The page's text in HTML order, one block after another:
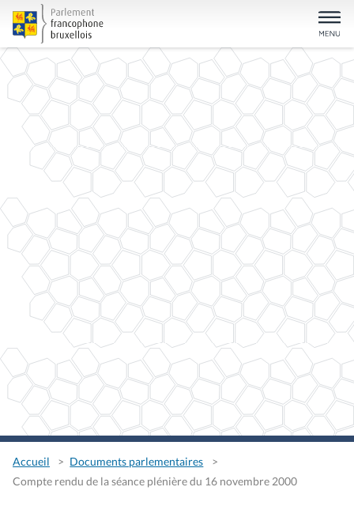
Accueil
Documents parlementaires
Compte rendu de la séance plénière du 16 novembre 2000